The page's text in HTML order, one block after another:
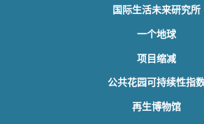
国际生活未来研究所
一个地球
项目缩减
公共花园可持续性指
再生博物馆